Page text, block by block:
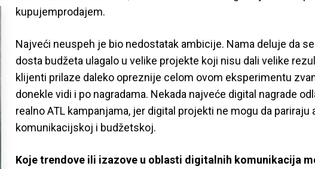
kupujemprodajem.
Najveći neuspeh je bio nedostatak ambicije. Nama deluje da
dosta budžeta ulagalo u velike projekte koji nisu dali velike
klijenti prilaze daleko opreznije celom ovom eksperimentu
donekle vidi i po nagradama. Nekada najveće digital nagrade
realno ATL kampanjama, jer digital projekti ne mogu da pariraju
komunikacijskoj i budžetskoj.
Koje trendove ili izazove u oblasti digitalnih komunikacija